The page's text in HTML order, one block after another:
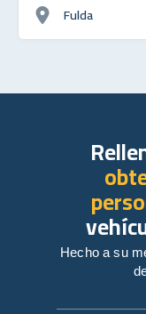
Fulda
Hecho a su